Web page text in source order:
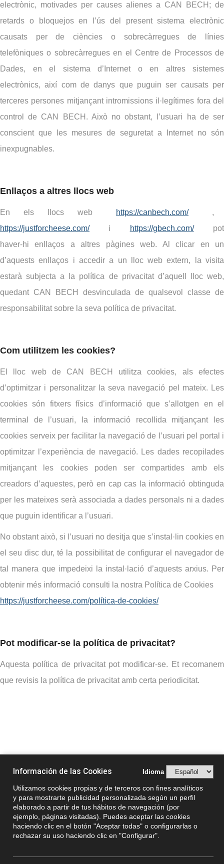
electrònic, motivades per causes alienes a CAN BECH; de
retards o bloquejos en l’ús del present sistema electrònic
causats per de ciències o sobrecàrregues de línies
telefòniques o sobrecàrregues en el Centre de Processos de
Dades, en el sistema d’Internet o en altres sistemes
electrònics, així com de danys que puguin ser causats per
terceres persones mitjançant intromissions il·legítimes fora del
control de CAN BECH. Això no obstant, l’usuari ha de ser
conscient que les mesures de seguretat a Internet no són
inexpugnables.
Enllaços a altres llocs web
En els llocs web https://canbech.com/
,
https://justforcheese.com/
i https://gbech.com/
pot
haver-hi enllaços a altres pàgines web. Al clicar en un
d’aquests enllaços i accedir a un lloc web extern, la visita
estarà subjecta a la política de privacitat d’aquell lloc web,
quedant CAN BECH desvinculada de qualsevol classe de
responsabilitat sobre la seva política de privacitat.
Com utilitzem les cookies?
El lloc web de CAN BECH utilitza cookies, als efectes
d’optimitzar i personalitzar la seva navegació pel mateix. Les
cookies són fitxers físics d’informació que s’allotgen en el
terminal de l’usuari, la informació recollida mitjançant les
cookies serveix per facilitar la navegació de l’usuari pel portal i
optimitzar l’experiència de navegació. Les dades recopilades
mitjançant les cookies poden ser compartides amb els
creadors d’aquestes, però en cap cas la informació obtinguda
per les mateixes serà associada a dades personals ni a dades
que puguin identificar a l’usuari.
No obstant això, si l’usuari no desitja que s’instal·lin cookies en
el seu disc dur, té la possibilitat de configurar el navegador de
tal manera que impedeixi la instal·lació d’aquests arxius. Per
obtenir més informació consulti la nostra Política de Cookies
https://justforcheese.com/política-de-cookies/
Pot modificar-se la política de privacitat?
Aquesta política de privacitat pot modificar-se. Et recomanem
que revisis la política de privacitat amb certa periodicitat.
Can Bech· GB Artesanos Gastronomicos Copyright 2011 - 2026
00 34 972 761 812canbech@canbech.comC/Major, 12. 17257 Fontanilles,
Girona, Espanya
Avís Legal -Política de privacitat -Canal Ètic -Pla
d'Igualtat
Información de las Cookies Idioma
Utilizamos cookies propias y de terceros con fines analíticos
y para mostrarte publicidad personalizada según un perfil
elaborado a partir de tus hábitos de navegación (por
ejemplo, páginas visitadas). Puedes aceptar las cookies
haciendo clic en el botón "Aceptar todas" o configurarlas o
rechazar su uso haciendo clic en "Configurar".